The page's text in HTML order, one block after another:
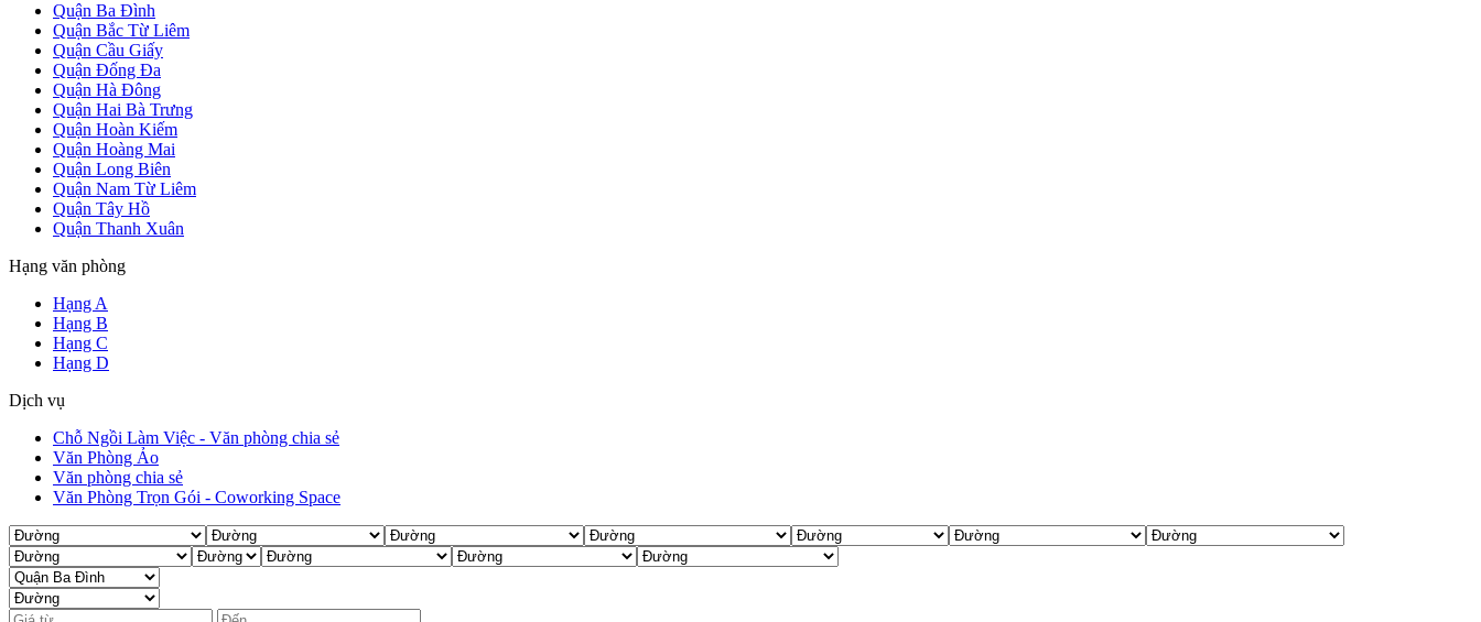
Quận Ba Đình
Quận Bắc Từ Liêm
Quận Cầu Giấy
Quận Đống Đa
Quận Hà Đông
Quận Hai Bà Trưng
Quận Hoàn Kiếm
Quận Hoàng Mai
Quận Long Biên
Quận Nam Từ Liêm
Quận Tây Hồ
Quận Thanh Xuân
Hạng văn phòng
Hạng A
Hạng B
Hạng C
Hạng D
Dịch vụ
Chỗ Ngồi Làm Việc - Văn phòng chia sẻ
Văn Phòng Ảo
Văn phòng chia sẻ
Văn Phòng Trọn Gói - Coworking Space